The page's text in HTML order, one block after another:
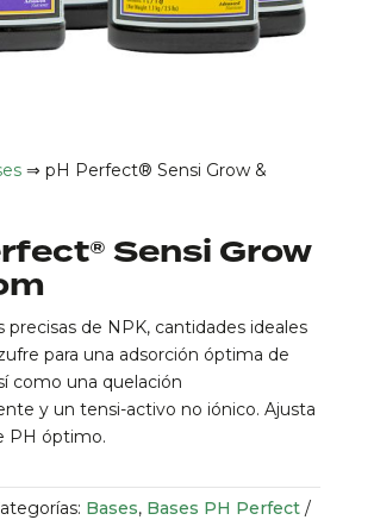
⇒ pH Perfect® Sensi Grow &
Sensi Grow
precisas de NPK, cantidades ideales
para una adsorción óptima de
como una quelación
y un tensi-activo no iónico. Ajusta
PH óptimo.
Bases, Bases PH Perfect